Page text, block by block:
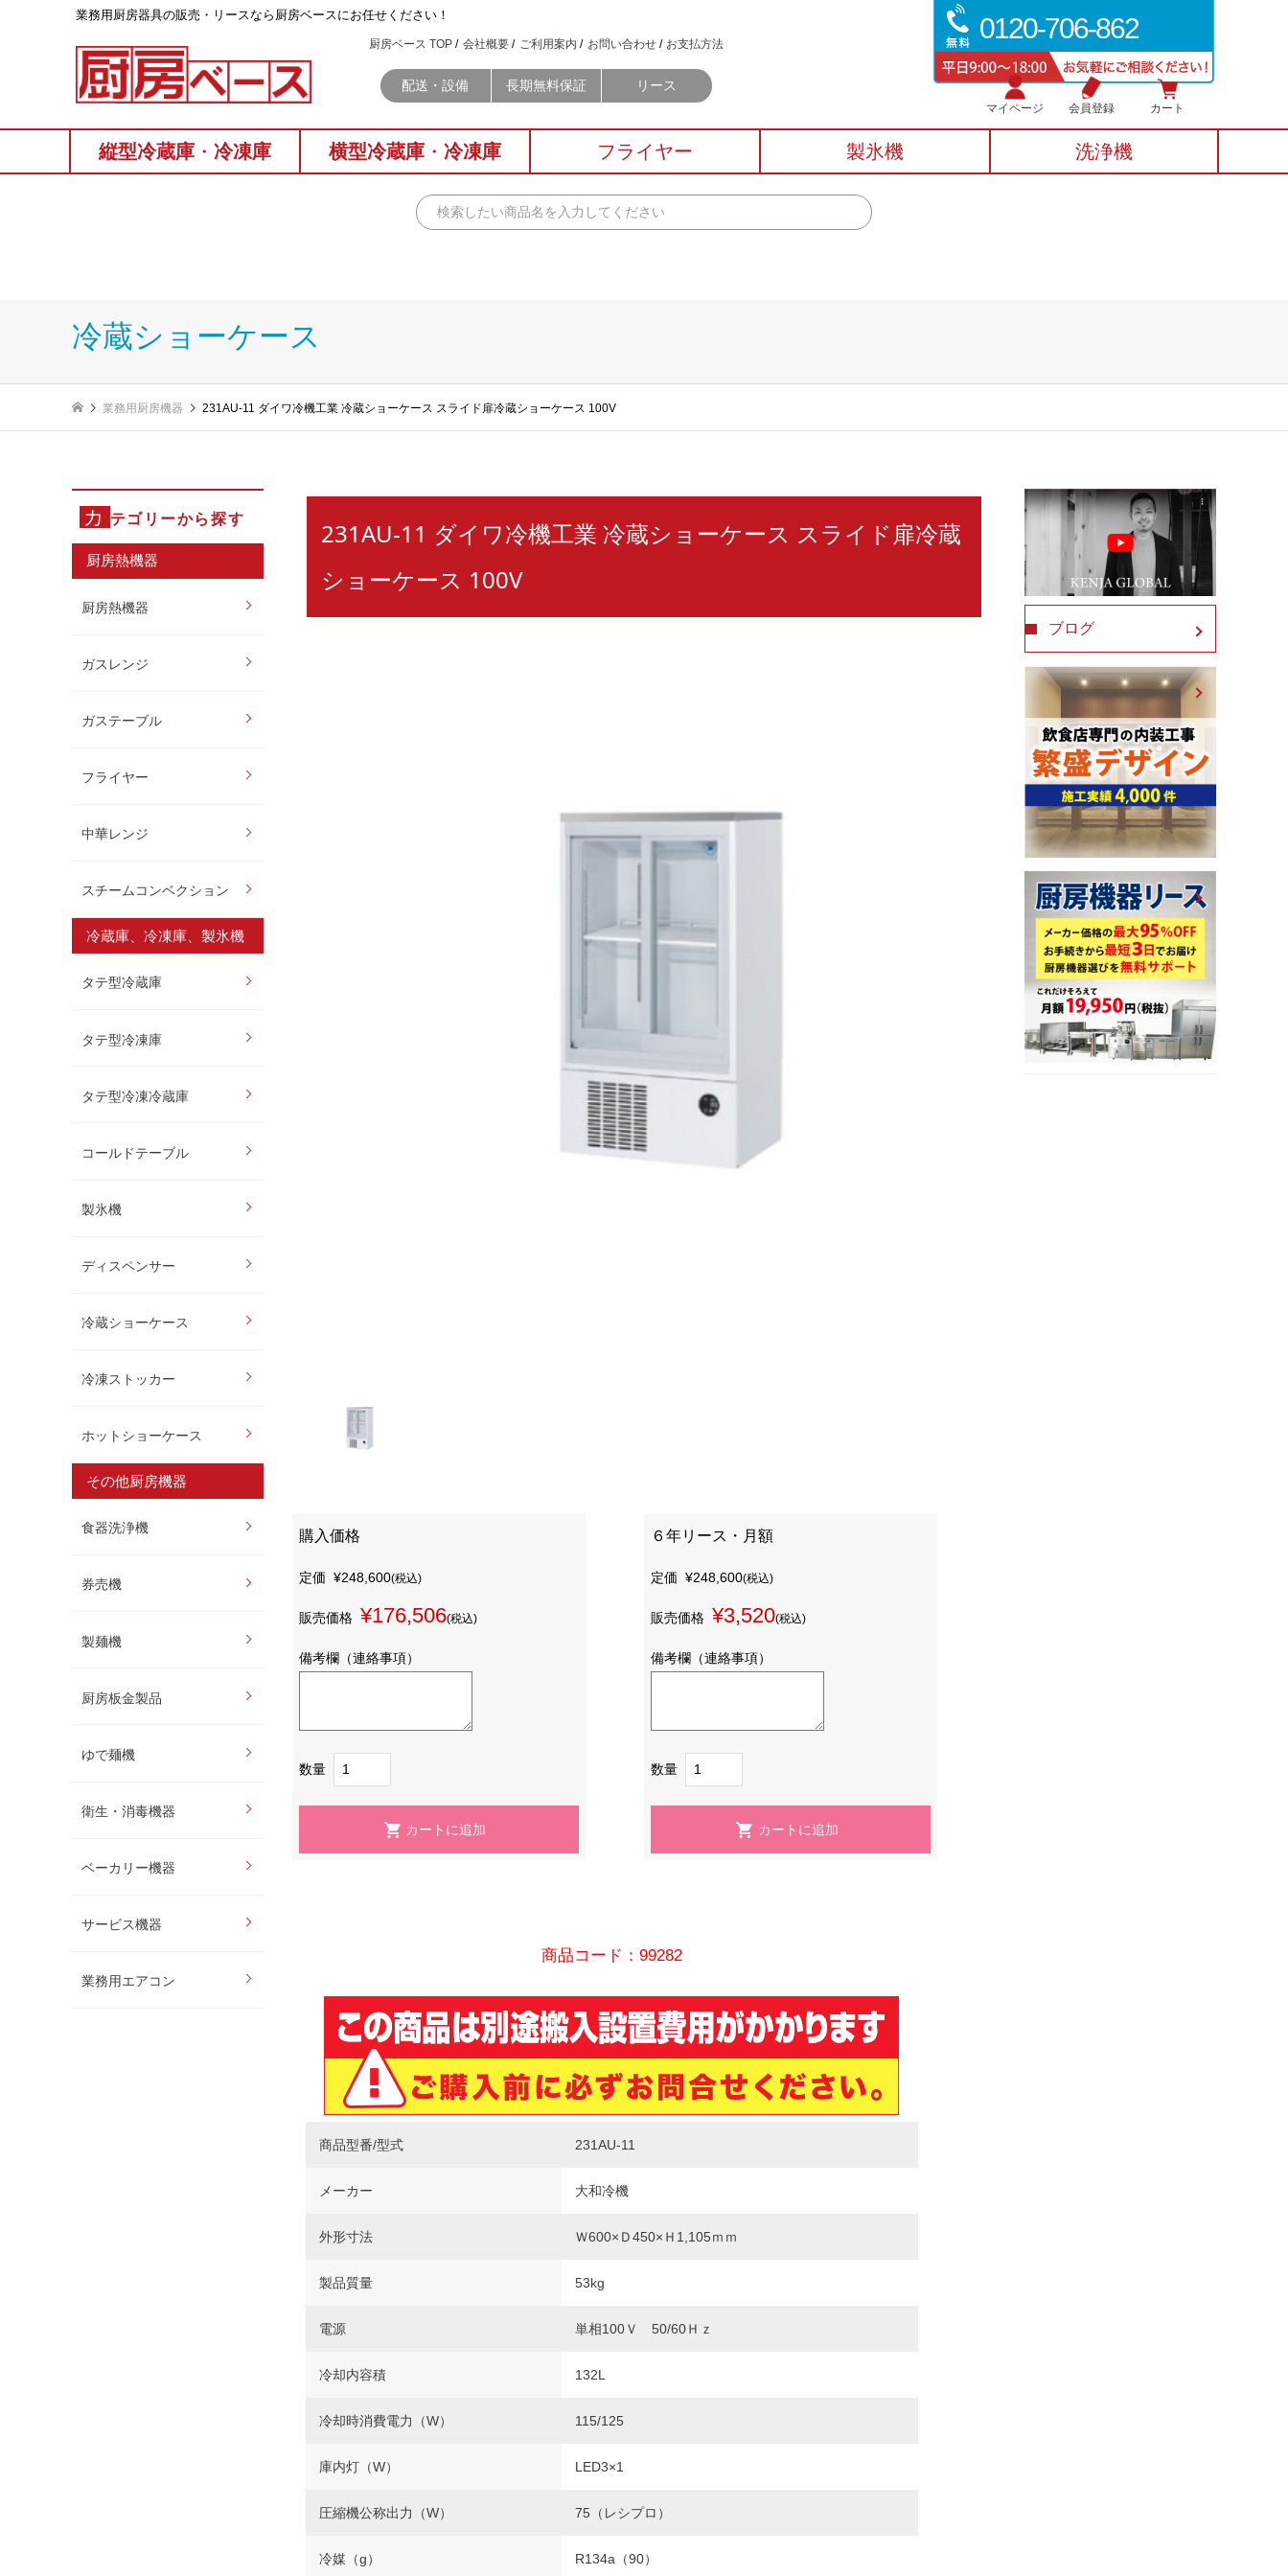
0120-706-862
業務⽤厨房器具の販売・リースなら厨房ベースにお任せください！
厨房ベース TOP 会社概要 ご利用案内 お問い合わせ お支払方法
配送・設備 長期無料保証 リース
マイページ 会員登録 カート
縦型冷蔵庫 ・ 冷凍庫 横型冷蔵庫 ・ 冷凍庫 フライヤー 製氷機 洗浄機
冷蔵ショーケース
業務用厨房機器 231AU-11 ダイワ冷機工業 冷蔵ショーケース スライド扉冷蔵ショーケース 100V
カ テゴリーから探す
厨房熱機器
厨房熱機器
ガスレンジ
ガステーブル
フライヤー
中華レンジ
スチームコンベクション
冷蔵庫、冷凍庫、製氷機
タテ型冷蔵庫
タテ型冷凍庫
タテ型冷凍冷蔵庫
コールドテーブル
製氷機
ディスペンサー
冷蔵ショーケース
冷凍ストッカー
ホットショーケース
その他厨房機器
食器洗浄機
券売機
製麺機
厨房板金製品
ゆで麺機
衛生・消毒機器
ベーカリー機器
サービス機器
業務用エアコン
231AU-11 ダイワ冷機工業 冷蔵ショーケース スライド扉冷蔵
ショーケース 100V
購入価格
定価 ¥248,600(税込)
販売価格 ¥176,506(税込)
備考欄（連絡事項）
数量
６年リース・月額
定価 ¥248,600(税込)
販売価格 ¥3,520(税込)
備考欄（連絡事項）
数量
商品コード：99282
商品型番/型式 231AU-11
メーカー 大和冷機
外形寸法 Ｗ600×Ｄ450×Ｈ1,105ｍｍ
製品質量 53kg
電源 単相100Ｖ 50/60Ｈｚ
冷却内容積 132L
冷却時消費電力（W） 115/125
庫内灯（W） LED3×1
圧縮機公称出力（W） 75（レシプロ）
冷媒（g） R134a（90）
ブログ